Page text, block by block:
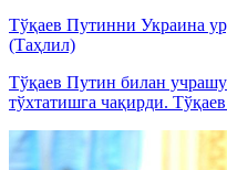
Тўқаев Путинни Украина
(Таҳлил)
Тўқаев Путин билан
тўхтатишга чақирди.